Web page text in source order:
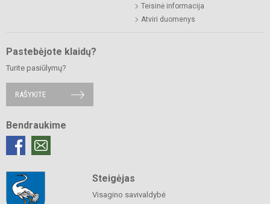
Teisinė informacija
Atviri duomenys
Pastebėjote klaidų?
Turite pasiūlymų?
RAŠYKITE
Bendraukime
Steigėjas
Visagino savivaldybė